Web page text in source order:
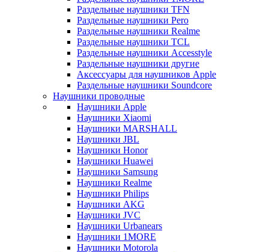
Раздельные наушники TFN
Раздельные наушники Pero
Раздельные наушники Realme
Раздельные наушники TCL
Раздельные наушники Accesstyle
Раздельные наушники другие
Аксессуары для наушников Apple
Раздельные наушники Soundcore
Наушники проводные
Наушники Apple
Наушники Xiaomi
Наушники MARSHALL
Наушники JBL
Наушники Honor
Наушники Huawei
Наушники Samsung
Наушники Realme
Наушники Philips
Наушники AKG
Наушники JVC
Наушники Urbanears
Наушники 1MORE
Наушники Motorola